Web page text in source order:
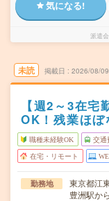
気になる!
派遣
未読 掲載日 2026/08/09
【週2～3在
OK！残業ほ
職種未経験OK 交通
在宅・リモート
勤務地
東京都江
豊洲駅か